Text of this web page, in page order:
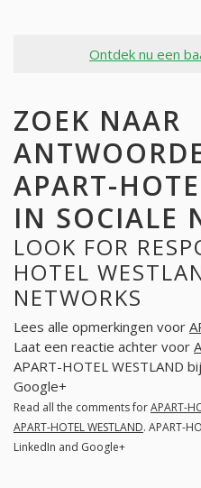
Ontdek nu een
ZOEK NAAR
APART-
IN SOCIALE
LOOK FOR
HOTEL
NETWORKS
Lees alle opmerkingen voor
Laat een reactie achter voor
APART-HOTEL WESTLAND
Google+
Read all the comments forAPART-
APART-HOTEL WESTLAND. APART-
LinkedIn and Google+